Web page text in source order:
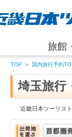
旅館
TOP ＞ 国内旅行予約
埼玉旅行
近畿日本ツーリス